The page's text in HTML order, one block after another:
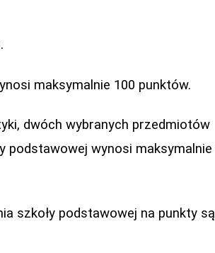
maksymalnie 100 punktów.
dwóch wybranych przedmiotów
podstawowej wynosi maksymalnie
szkoły podstawowej na punkty są